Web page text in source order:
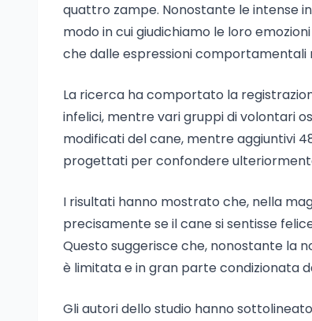
quattro zampe. Nonostante le intense
modo in cui giudichiamo le loro
che dalle espressioni comportamentali
La ricerca ha comportato la
infelici, mentre vari gruppi di volontari
modificati del cane, mentre aggiuntivi
progettati per confondere
I risultati hanno mostrato che, nella
precisamente se il cane si sentisse
Questo suggerisce che, nonostante la
è limitata e in gran parte condizionata
Gli autori dello studio hanno